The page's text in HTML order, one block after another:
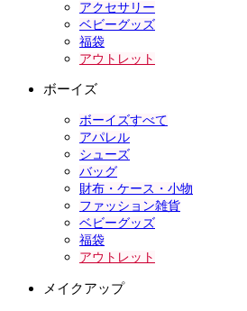
アクセサリー
ベビーグッズ
福袋
アウトレット
ボーイズ
ボーイズすべて
アパレル
シューズ
バッグ
財布・ケース・小物
ファッション雑貨
ベビーグッズ
福袋
アウトレット
メイクアップ